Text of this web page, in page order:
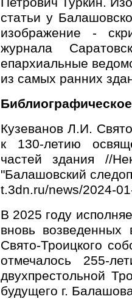
статьи у
изображение -
журнала
епархиальные
из самых ранних
Кузеванов Л.И.
к 130-летию
частей здания //
"Балашовский
t.3dn.ru/news/2024-
В 2025 году
вновь возведенных
Свято-Троицкого
отмечалось 255-
двухпрестольной
будущего г.